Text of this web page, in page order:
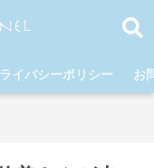
イバシーポリシー お